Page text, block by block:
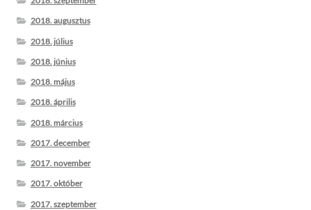
2018. augusztus
2018. július
2018. június
2018. május
2018. április
2018. március
2017. december
2017. november
2017. október
2017. szeptember